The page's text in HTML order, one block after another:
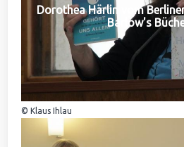
Dorothea Härlin vom
Barlow's
© Klaus Ihlau